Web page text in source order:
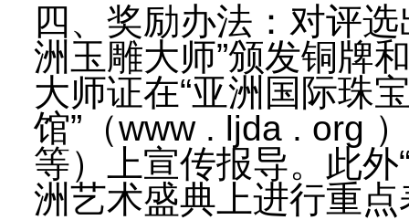
四、奖励办法：对评选
洲玉雕大师”颁发铜牌
大师证在“亚洲国际珠
馆”（www . ljda . org
等）上宣传报导。此外
洲艺术盛典上进行重点